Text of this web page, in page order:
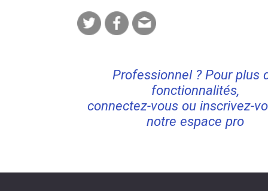
Professionnel ? Pour plus
fonctionnalités,
connectez-vous ou inscrivez-
notre espace pro